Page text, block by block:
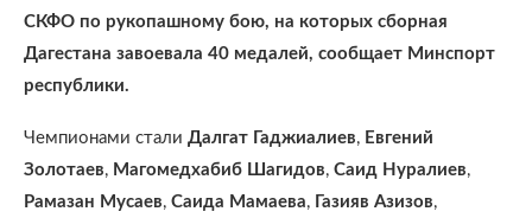
СКФО по рукопашному бою, на которых сборная
Дагестана завоевала 40 медалей, сообщает Минспорт
республики.
Чемпионами стали Далгат Гаджиалиев, Евгений
Золотаев, Магомедхабиб Шагидов, Саид Нуралиев,
Рамазан Мусаев, Саида Мамаева, Газияв Азизов,